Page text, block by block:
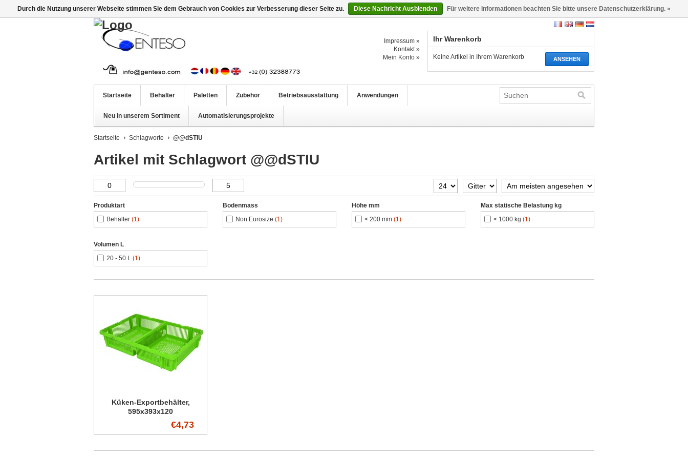
Impressum »
Kontakt »
Mein Konto »
Ihr Warenkorb
ANSEHEN
Keine Artikel in Ihrem Warenkorb
Startseite Behälter Paletten Zubehör Betriebsausstattung Anwendungen
Neu in unserem Sortiment Automatisierungsprojekte
Startseite Schlagworte @@dSTIU
Artikel mit Schlagwort @@dSTIU
Produktart
Behälter (1)
Bodenmass
Non Eurosize (1)
Höhe mm
< 200 mm (1)
Max statische Belastung kg
< 1000 kg (1)
Volumen L
20 - 50 L (1)
Küken-Exportbehälter,
595x393x120
€4,73
Durch die Nutzung unserer Webseite stimmen Sie dem Gebrauch von Cookies zur Verbesserung dieser Seite zu. Diese Nachricht Ausblenden Für weitere Informationen beachten Sie bitte unsere Datenschutzerklärung. »